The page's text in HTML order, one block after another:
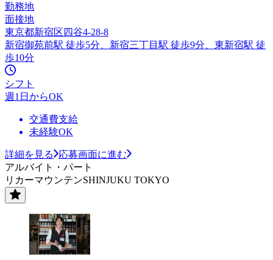
勤務地
面接地
東京都新宿区四谷4-28-8
新宿御苑前駅 徒歩5分、新宿三丁目駅 徒歩9分、東新宿駅 徒
歩10分
シフト
週1日からOK
交通費支給
未経験OK
詳細を見る
応募画面に進む
アルバイト・パート
リカーマウンテンSHINJUKU TOKYO